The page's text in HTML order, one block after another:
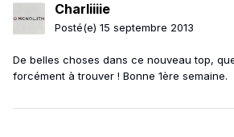
Charliiiie
Posté(e) 15 septembre 2013
De belles choses dans ce nouveau top,
forcément à trouver ! Bonne 1ère semaine.